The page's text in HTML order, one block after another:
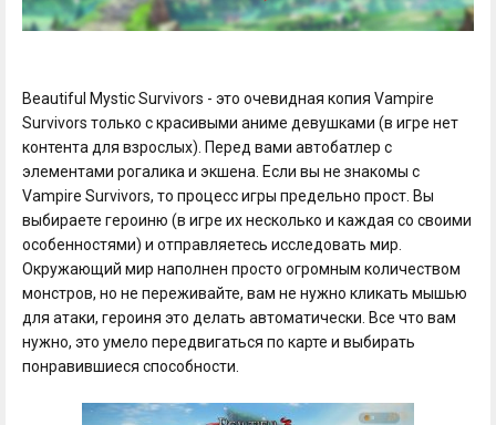
Beautiful Mystic Survivors - это очевидная копия Vampire
Survivors только с красивыми аниме девушками (в игре нет
контента для взрослых). Перед вами автобатлер с
элементами рогалика и экшена. Если вы не знакомы с
Vampire Survivors, то процесс игры предельно прост. Вы
выбираете героиню (в игре их несколько и каждая со своими
особенностями) и отправляетесь исследовать мир.
Окружающий мир наполнен просто огромным количеством
монстров, но не переживайте, вам не нужно кликать мышью
для атаки, героиня это делать автоматически. Все что вам
нужно, это умело передвигаться по карте и выбирать
понравившиеся способности.